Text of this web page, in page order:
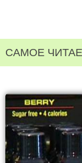
САМОЕ